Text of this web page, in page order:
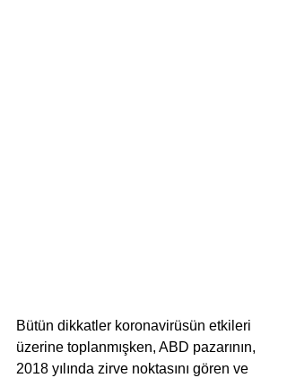
Bütün dikkatler koronavirüsün etkileri
üzerine toplanmışken, ABD pazarının,
2018 yılında zirve noktasını gören ve